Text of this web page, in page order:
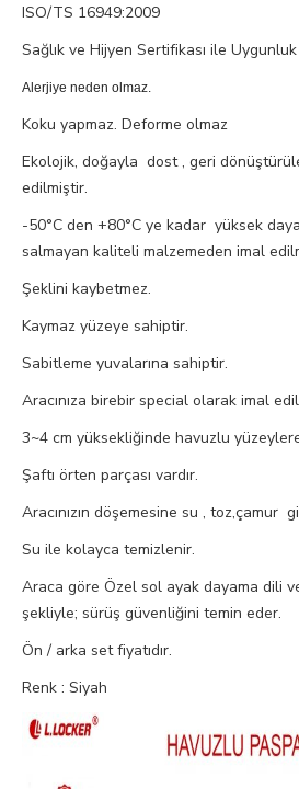
ISO/TS 16949:2009
Sağlık ve Hijyen Sertifikası ile
Alerjiye neden olmaz.
Koku yapmaz. Deforme olmaz
Ekolojik, doğayla dost , geri
edilmiştir.
-50°C den +80°C ye kadar yüksek
salmayan kaliteli malzemeden imal
Şeklini kaybetmez.
Kaymaz yüzeye sahiptir.
Sabitleme yuvalarına sahiptir.
Aracınıza birebir special olarak imal
3~4 cm yüksekliğinde havuzlu
Şaftı örten parçası vardır.
Aracınızın döşemesine su , toz,çamur
Su ile kolayca temizlenir.
Araca göre Özel sol ayak dayama dili
şekliyle; sürüş güvenliğini temin eder.
Ön / arka set fiyatıdır.
Renk : Siyah